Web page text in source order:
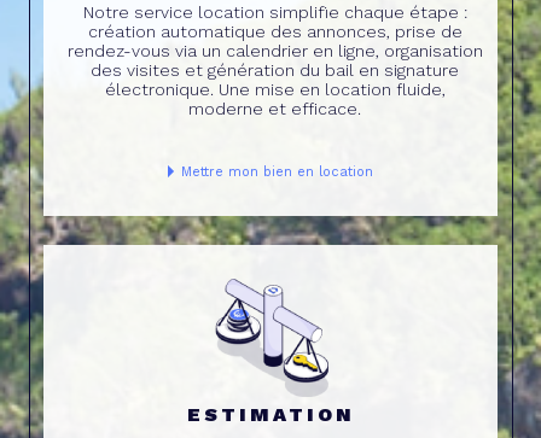
Notre service location simplifie chaque étape :
création automatique des annonces, prise de
rendez-vous via un calendrier en ligne, organisation
des visites et génération du bail en signature
électronique. Une mise en location fluide,
moderne et efficace.
Mettre mon bien en location
ESTIMATION